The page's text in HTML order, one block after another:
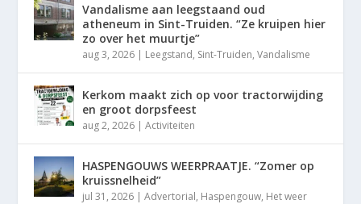
Vandalisme aan leegstaand oud
atheneum in Sint-Truiden. “Ze kruipen hier
zo over het muurtje”
aug 3, 2026 | Leegstand, Sint-Truiden,Vandalisme
Kerkom maakt zich op voor tractorwijding
en groot dorpsfeest
aug 2, 2026 |Activiteiten
HASPENGOUWS WEERPRAATJE. “Zomer op
kruissnelheid”
jul 31, 2026 |Advertorial, Haspengouw, Het weer